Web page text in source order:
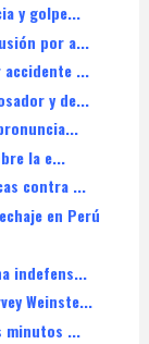
y golpe...
por a...
accidente ...
y de...
la e...
contra ...
en Perú
indefens...
Weinste...
minutos ...